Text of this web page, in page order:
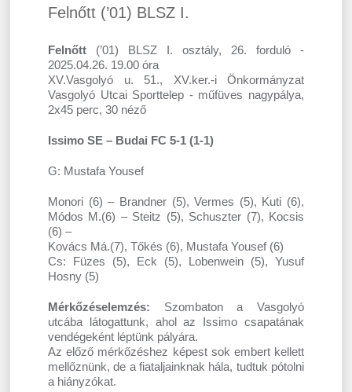
Felnőtt (’01) BLSZ I.
Felnőtt (’01) BLSZ I. osztály, 26. forduló -
2025.04.26. 19.00 óra
XV.Vasgolyó u. 51., XV.ker.-i Önkormányzat
Vasgolyó Utcai Sporttelep - műfüves nagypálya,
2x45 perc, 30 néző
Issimo SE – Budai FC 5-1 (1-1)
G: Mustafa Yousef
Monori (6) – Brandner (5), Vermes (5), Kuti (6),
Módos M.(6) – Steitz (5), Schuszter (7), Kocsis
(6) –
Kovács Má.(7), Tőkés (6), Mustafa Yousef (6)
Cs: Füzes (5), Eck (5), Lobenwein (5), Yusuf
Hosny (5)
Mérkőzéselemzés: Szombaton a Vasgolyó
utcába látogattunk, ahol az Issimo csapatának
vendégeként léptünk pályára.
Az előző mérkőzéshez képest sok embert kellett
mellőznünk, de a fiataljainknak hála, tudtuk pótolni
a hiányzókat.